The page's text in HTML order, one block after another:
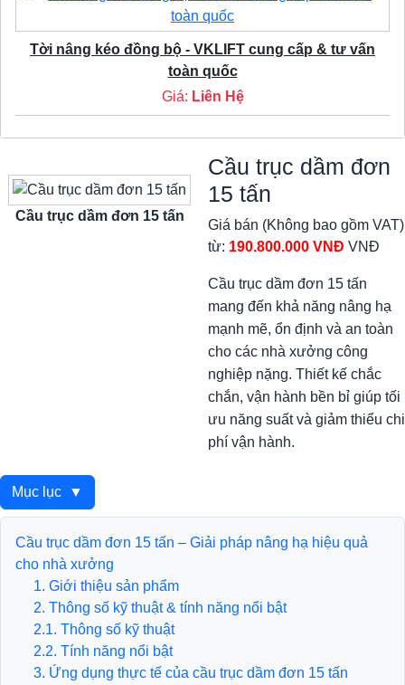
Tời nâng kéo đồng bộ - VKLIFT cung cấp & tư vấn
toàn quốc
Giá: Liên Hệ
Cầu trục dầm đơn 15 tấn
Cầu trục dầm đơn
15 tấn
Giá bán (Không bao gồm VAT)
từ: 190.800.000 VNĐ VNĐ
Cầu trục dầm đơn 15 tấn
mang đến khả năng nâng hạ
mạnh mẽ, ổn định và an toàn
cho các nhà xưởng công
nghiệp nặng. Thiết kế chắc
chắn, vận hành bền bỉ giúp tối
ưu năng suất và giảm thiểu chi
phí vận hành.
Mục lục ▼
Cầu trục dầm đơn 15 tấn – Giải pháp nâng hạ hiệu quả
cho nhà xưởng
1. Giới thiệu sản phẩm
2. Thông số kỹ thuật & tính năng nổi bật
2.1. Thông số kỹ thuật
2.2. Tính năng nổi bật
3. Ứng dụng thực tế của cầu trục dầm đơn 15 tấn